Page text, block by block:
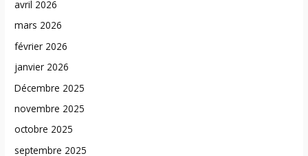
avril 2026
mars 2026
février 2026
janvier 2026
Décembre 2025
novembre 2025
octobre 2025
septembre 2025